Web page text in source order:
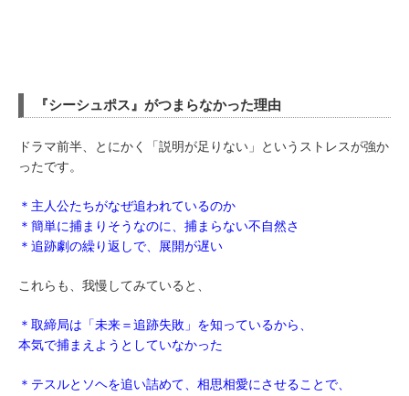
『シーシュポス』がつまらなかった理由
ドラマ前半、とにかく「説明が足りない」というストレスが強か
ったです。
＊主人公たちがなぜ追われているのか
＊簡単に捕まりそうなのに、捕まらない不自然さ
＊追跡劇の繰り返しで、展開が遅い
これらも、我慢してみていると、
＊取締局は「未来＝追跡失敗」を知っているから、
本気で捕まえようとしていなかった
＊テスルとソヘを追い詰めて、相思相愛にさせることで、